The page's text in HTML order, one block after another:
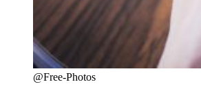
@Free-Photos